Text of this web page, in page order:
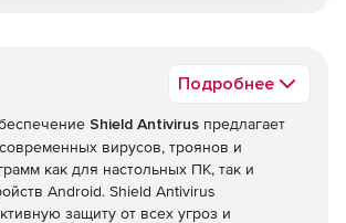
Подробнее
Shield Antivirus предлагает
вирусов, троянов и
как для настольных ПК, так и
Android. Shield Antivirus
защиту от всех угроз и